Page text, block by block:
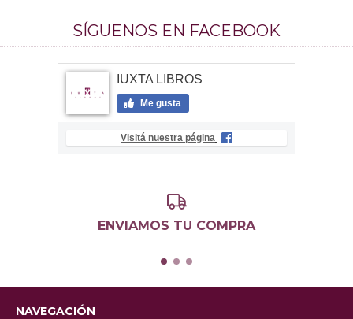
SÍGUENOS EN FACEBOOK
IUXTA LIBROS
Me gusta
Visitá nuestra página
ENVIAMOS TU COMPRA
NAVEGACIÓN